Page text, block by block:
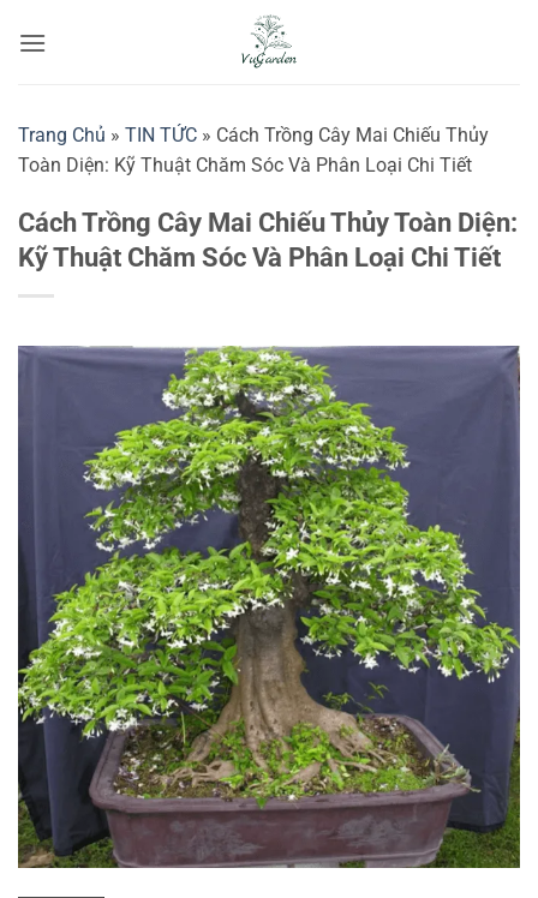
qua
Trang Chủ » TIN TỨC » Cách Trồng Cây Mai Chiếu Thủy
Toàn Diện: Kỹ Thuật Chăm Sóc Và Phân Loại Chi Tiết
Cách Trồng Cây Mai Chiếu Thủy Toàn Diện:
Kỹ Thuật Chăm Sóc Và Phân Loại Chi Tiết